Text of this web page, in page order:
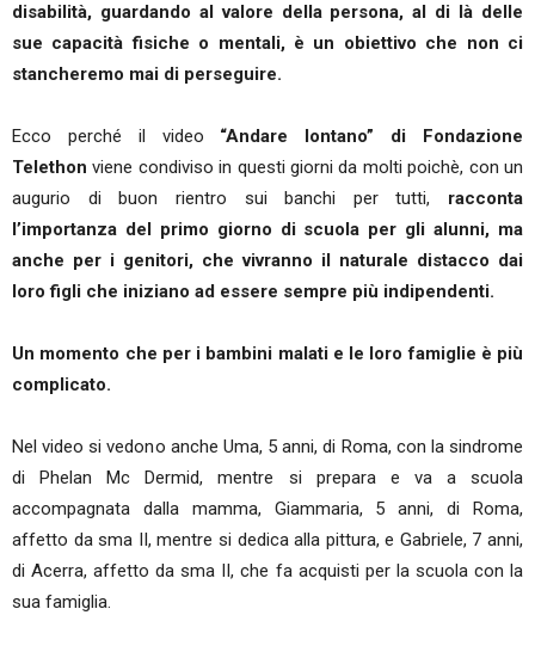
disabilità, guardando al valore della persona, al di là delle
sue capacità fisiche o mentali, è un obiettivo che non ci
stancheremo mai di perseguire.
Ecco perché il video “Andare lontano” di Fondazione
Telethonviene condiviso in questi giorni da molti poichè, con un
augurio di buon rientro sui banchi per tutti, racconta
l’importanza del primo giorno di scuola per gli alunni, ma
anche per i genitori, che vivranno il naturale distacco dai
loro figli che iniziano ad essere sempre più indipendenti.
Un momento che per i bambini malati e le loro famiglie è più
complicato.
Nel video si vedono anche Uma, 5 anni, di Roma, con la sindrome
di Phelan Mc Dermid, mentre si prepara e va a scuola
accompagnata dalla mamma, Giammaria, 5 anni, di Roma,
affetto da sma II, mentre si dedica alla pittura, e Gabriele, 7 anni,
di Acerra, affetto da sma II, che fa acquisti per la scuola con la
sua famiglia.